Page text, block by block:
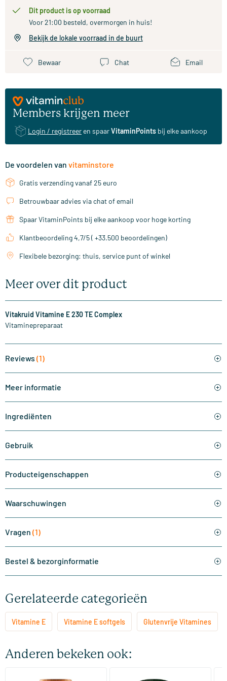
Dit product is op voorraad
Voor 21:00 besteld, overmorgen in huis!
Bekijk de lokale voorraad in de buurt
Bewaar Chat Email
Members krijgen meer
Login / registreer en spaarVitaminPoints bij elke aankoop
De voordelen van vitaminstore
Gratis verzending vanaf 25 euro
Betrouwbaar advies via chat of email
Spaar VitaminPoints bij elke aankoop voor hoge korting
Klantbeoordeling 4,7/5 ( +33.500 beoordelingen)
Flexibele bezorging: thuis, service punt of winkel
Meer over dit product
Vitakruid Vitamine E 230 TE Complex
Vitaminepreparaat
Reviews (1)
Meer informatie
Ingrediënten
Gebruik
Producteigenschappen
Waarschuwingen
Vragen (1)
Bestel & bezorginformatie
Gerelateerde categorieën
Vitamine E Vitamine E softgels Glutenvrije Vitamines
Anderen bekeken ook: